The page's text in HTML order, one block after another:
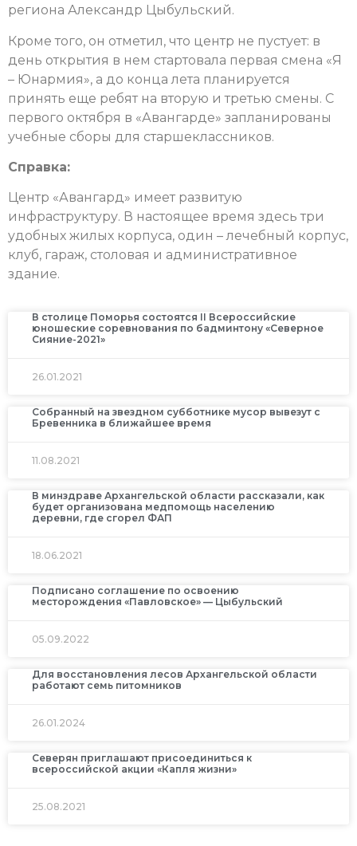
региона Александр Цыбульский.
Кроме того, он отметил, что центр не пустует: в
день открытия в нем стартовала первая смена «Я
– Юнармия», а до конца лета планируется
принять еще ребят на вторую и третью смены. С
первого октября в «Авангарде» запланированы
учебные сборы для старшеклассников.
Справка:
Центр «Авангард» имеет развитую
инфраструктуру. В настоящее время здесь три
удобных жилых корпуса, один – лечебный корпус,
клуб, гараж, столовая и административное
здание.
В столице Поморья состоятся II Всероссийские
юношеские соревнования по бадминтону «Северное
Сияние-2021»
26.01.2021
Собранный на звездном субботнике мусор вывезут с
Бревенника в ближайшее время
11.08.2021
В минздраве Архангельской области рассказали, как
будет организована медпомощь населению
деревни, где сгорел ФАП
18.06.2021
Подписано соглашение по освоению
месторождения «Павловское» — Цыбульский
05.09.2022
Для восстановления лесов Архангельской области
работают семь питомников
26.01.2024
Северян приглашают присоединиться к
всероссийской акции «Капля жизни»
25.08.2021